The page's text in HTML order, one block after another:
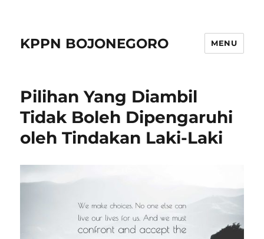
KPPN BOJONEGORO MENU
Pilihan Yang Diambil
Tidak Boleh Dipengaruhi
oleh Tindakan Laki-Laki